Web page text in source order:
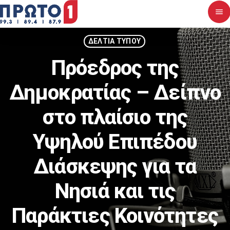
menu
close
Σχετικά με εμάς
Διαγωνισμοί
Επικοινωνία
Upcoming shows
ΔΕΛΤΙΑ ΤΥΠΟΥ
Πρόεδρος της
Δημοκρατίας – Δείπνο
στο πλαίσιο της
Υψηλού Επιπέδου
Διάσκεψης για τα
Νησιά και τις
Παράκτιες Κοινότητες